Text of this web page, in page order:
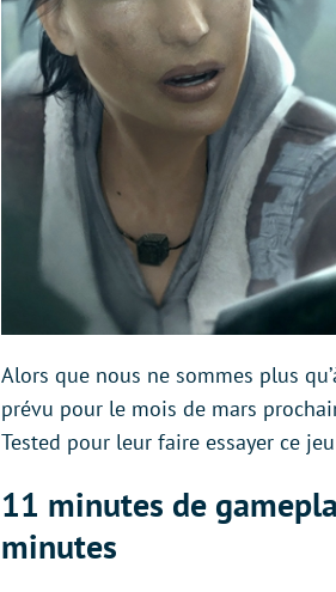
Alors que nous ne sommes plus
prévu pour le mois de mars
Tested pour leur faire essayer ce
11 minutes de
minutes